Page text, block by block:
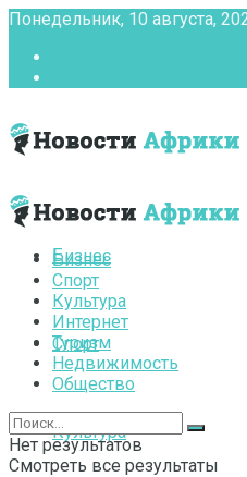
Понедельник, 10 августа,
Бизнес
Спорт
Культура
Бизнес
Спорт
Культура
Интернет
Туризм
Недвижимость
Общество
Нет результатов
Смотреть все результаты